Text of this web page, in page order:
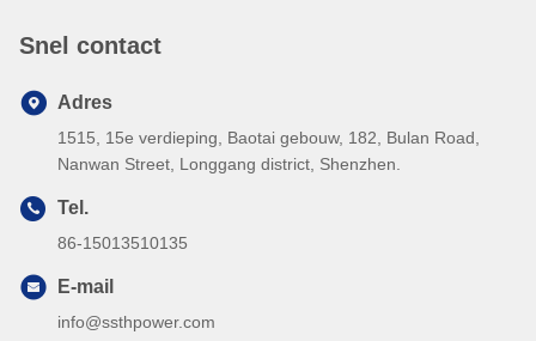
Snel contact
Adres
1515, 15e verdieping, Baotai gebouw, 182, Bulan Road,
Nanwan Street, Longgang district, Shenzhen.
Tel.
86-15013510135
E-mail
info@ssthpower.com